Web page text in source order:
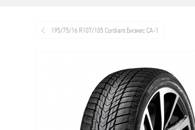
195/75/16 R107/105 Cordiant Бизнес CA-1